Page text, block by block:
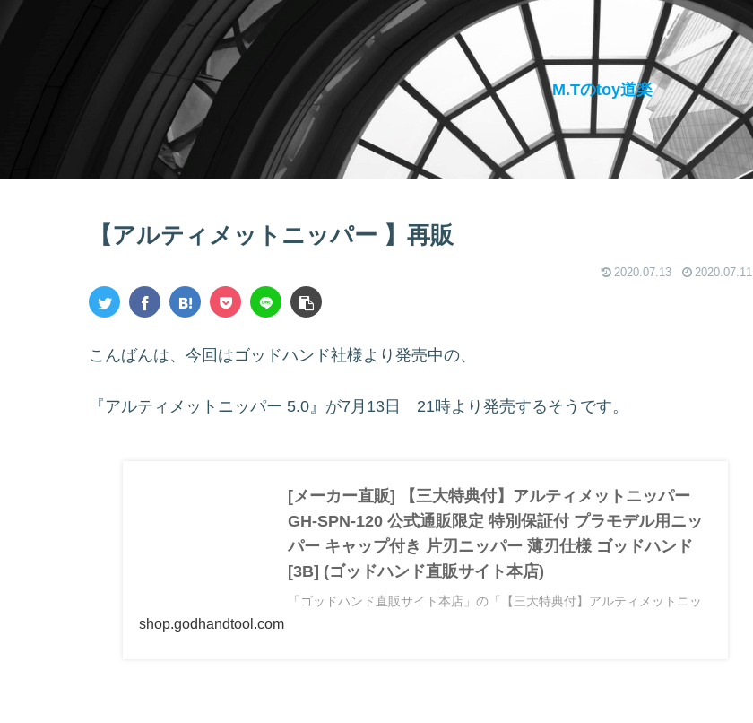
M.Tのtoy道楽
【アルティメットニッパー 】再販
2020.07.13 2020.07.11
こんばんは、今回はゴッドハンド社様より発売中の、
『アルティメットニッパー 5.0』が7月13日 21時より発売するそうです。
[メーカー直販] 【三大特典付】アルティメットニッパー
GH-SPN-120 公式通販限定 特別保証付 プラモデル用ニッ
パー キャップ付き 片刃ニッパー 薄刃仕様 ゴッドハンド
[3B] (ゴッドハンド直販サイト本店)
「ゴッドハンド直販サイト本店」の「【三大特典付】アルティメットニッ
shop.godhandtool.com